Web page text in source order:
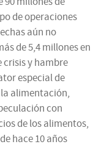
de operaciones
aún no
de 5,4 millones en
crisis y hambre
especial de
la alimentación,
con
de los alimentos,
hace 10 años